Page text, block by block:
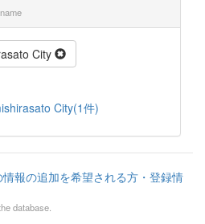
City
City(1件)
報の追加を希望される方・登録情
database.